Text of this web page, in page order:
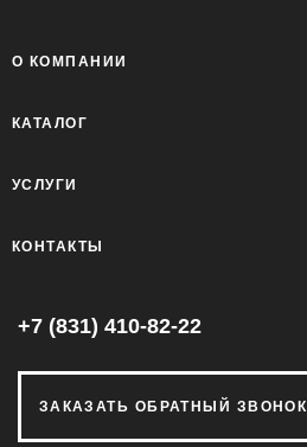
О КОМПАНИИ
КАТАЛОГ
УСЛУГИ
КОНТАКТЫ
+7 (831) 410-82-22
ЗАКАЗАТЬ ОБРАТНЫЙ ЗВОНОК